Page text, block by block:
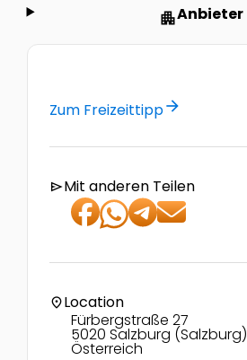
apartmentAnbieter
Zum Freizeittipparrow_forward
sendMit anderen Teilen
location_onLocation
Fürbergstraße 27
5020 Salzburg (Salzburg)
Österreich